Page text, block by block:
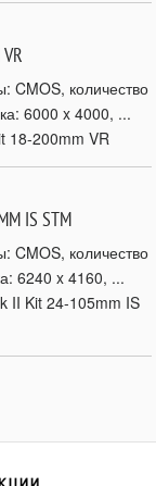
CMOS, количество
6000 x 4000, ...
18-200mm VR
IS STM
CMOS, количество
6240 x 4160, ...
II Kit 24-105mm IS